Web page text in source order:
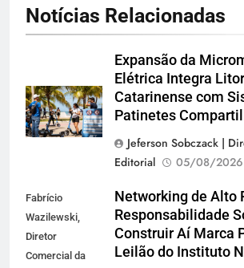
Notícias Relacionadas
Expansão da
Elétrica Integra
Catarinense com
Patinetes
Jeferson Sobczack |
Editorial
05/08/2026
Fabrício
Wazilewski,
Diretor
Comercial da
Networking de Alto
Responsabilidade
Construir Aí Marca
Leilão do Instituto